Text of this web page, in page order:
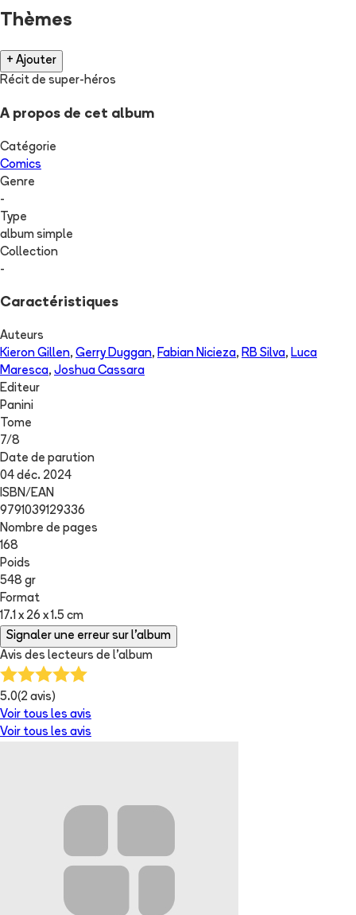
Thèmes
+ Ajouter
Récit de super-héros
A propos de cet album
Catégorie
Comics
Genre
-
Type
album simple
Collection
-
Caractéristiques
Auteurs
Kieron Gillen, Gerry Duggan, Fabian Nicieza, RB Silva, Luca
Maresca, Joshua Cassara
Editeur
Panini
Tome
7/8
Date de parution
04 déc. 2024
ISBN/EAN
9791039129336
Nombre de pages
168
Poids
548 gr
Format
17.1 x 26 x 1.5 cm
Signaler une erreur sur l'album
Avis des lecteurs de l'album
5.0(2 avis)
Voir tous les avis
Voir tous les avis